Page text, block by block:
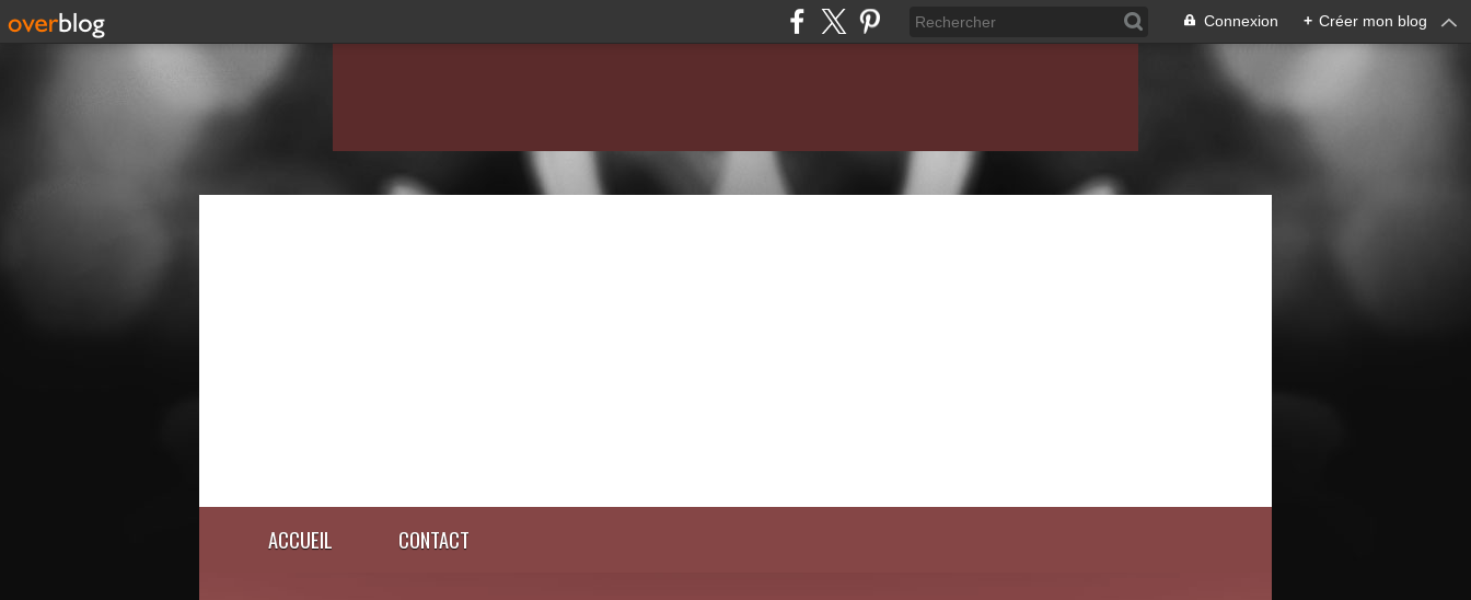
Connexion + Créer mon blog
ACCUEIL CONTACT